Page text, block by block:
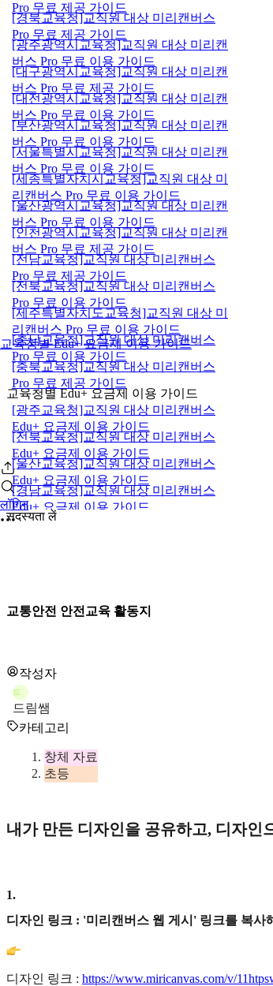
교육청별 Edu+ 요금제 이용 가이드
लॉगिन
Pro 무료 제공 가이드
[경북교육청]교직원 대상 미리캔버스
Pro 무료 제공 가이드
[광주광역시교육청]교직원 대상 미리캔
버스 Pro 무료 이용 가이드
[대구광역시교육청]교직원 대상 미리캔
버스 Pro 무료 제공 가이드
[대전광역시교육청]교직원 대상 미리캔
버스 Pro 무료 이용 가이드
[부산광역시교육청]교직원 대상 미리캔
버스 Pro 무료 이용 가이드
[서울특별시교육청]교직원 대상 미리캔
버스 Pro 무료 이용 가이드
[세종특별자치시교육청]교직원 대상 미
리캔버스 Pro 무료 이용 가이드
[울산광역시교육청]교직원 대상 미리캔
버스 Pro 무료 이용 가이드
[인천광역시교육청]교직원 대상 미리캔
버스 Pro 무료 제공 가이드
[전남교육청]교직원 대상 미리캔버스
Pro 무료 제공 가이드
[전북교육청]교직원 대상 미리캔버스
Pro 무료 이용 가이드
[제주특별자치도교육청]교직원 대상 미
리캔버스 Pro 무료 이용 가이드
[충남교육청]교직원 대상 미리캔버스
Pro 무료 이용 가이드
[충북교육청]교직원 대상 미리캔버스
Pro 무료 제공 가이드
교육청별 Edu+ 요금제 이용 가이드
[광주교육청]교직원 대상 미리캔버스
Edu+ 요금제 이용 가이드
[전북교육청]교직원 대상 미리캔버스
Edu+ 요금제 이용 가이드
[울산교육청]교직원 대상 미리캔버스
Edu+ 요금제 이용 가이드
[경남교육청]교직원 대상 미리캔버스
Edu+ 요금제 이용 가이드
सदस्यता लें
교통안전 안전교육 활동지
작성자
드
드림쌤
카테고리
창체 자료
초등
내가 만든 디자인을 공유하고, 디자인
1.
디자인 링크 : '미리캔버스 웹 게시' 링크를 복사
디자인 링크 : https://www.miricanvas.com/v/